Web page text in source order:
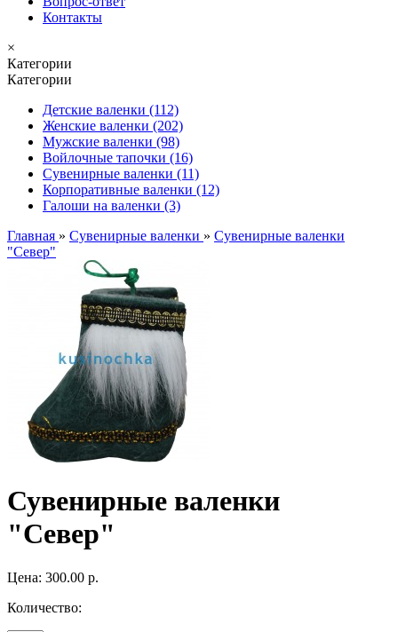
Контакты
×
Категории
Категории
Детские валенки (112)
Женские валенки (202)
Мужские валенки (98)
Войлочные тапочки (16)
Сувенирные валенки (11)
Корпоративные валенки (12)
Галоши на валенки (3)
Главная » Сувенирные валенки » Сувенирные валенки
"Север"
Сувенирные валенки
"Север"
Цена: 300.00 р.
Количество: